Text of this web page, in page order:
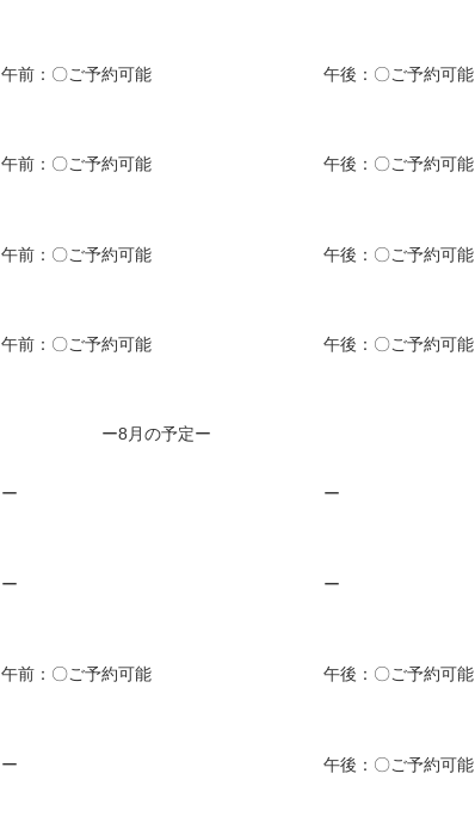
午前：〇ご予約可能 午後：〇ご予約可能
午前：〇ご予約可能 午後：〇ご予約可能
午前：〇ご予約可能 午後：〇ご予約可能
午前：〇ご予約可能 午後：〇ご予約可能
ー8月の予定ー
ー ー
ー ー
午前：〇ご予約可能 午後：〇ご予約可能
ー 午後：〇ご予約可能